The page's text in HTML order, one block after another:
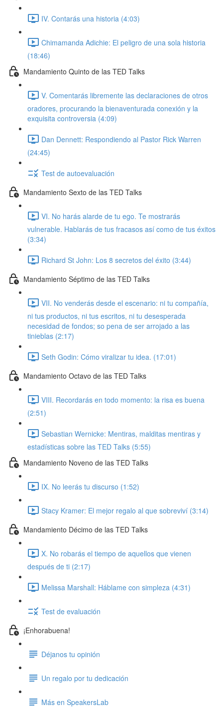
IV. Contarás una historia (4:03)
Chimamanda Adichie: El peligro de una sola historia
(18:46)
Mandamiento Quinto de las TED Talks
V. Comentarás libremente las declaraciones de otros
oradores, procurando la bienaventurada conexión y la
exquisita controversia (4:09)
Dan Dennett: Respondiendo al Pastor Rick Warren
(24:45)
Test de autoevaluación
Mandamiento Sexto de las TED Talks
VI. No harás alarde de tu ego. Te mostrarás
vulnerable. Hablarás de tus fracasos así como de tus éxitos
(3:34)
Richard St John: Los 8 secretos del éxito (3:44)
Mandamiento Séptimo de las TED Talks
VII. No venderás desde el escenario: ni tu compañía,
ni tus productos, ni tus escritos, ni tu desesperada
necesidad de fondos; so pena de ser arrojado a las
tinieblas (2:17)
Seth Godin: Cómo viralizar tu idea. (17:01)
Mandamiento Octavo de las TED Talks
VIII. Recordarás en todo momento: la risa es buena
(2:51)
Sebastian Wernicke: Mentiras, malditas mentiras y
estadísticas sobre las TED Talks (5:55)
Mandamiento Noveno de las TED Talks
IX. No leerás tu discurso (1:52)
Stacy Kramer: El mejor regalo al que sobreviví (3:14)
Mandamiento Décimo de las TED Talks
X. No robarás el tiempo de aquellos que vienen
después de ti (2:17)
Melissa Marshall: Háblame con simpleza (4:31)
Test de evaluación
¡Enhorabuena!
Déjanos tu opinión
Un regalo por tu dedicación
Más en SpeakersLab